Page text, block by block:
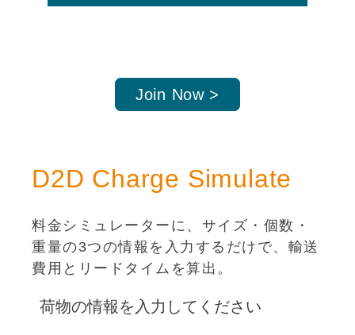
Join Now >
D2D Charge Simulate
料金シミュレーターに、サイズ・個数・
重量の3つの情報を入力するだけで、輸送
費用とリードタイムを算出。
荷物の情報を入力してください